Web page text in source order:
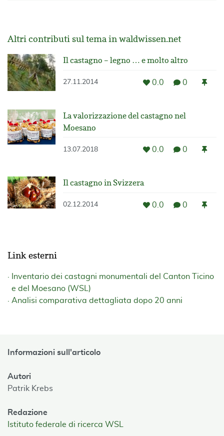
Altri contributi sul tema in waldwissen.net
Il castagno – legno … e molto altro
27.11.2014 0.0 0
La valorizzazione del castagno nel
Moesano
13.07.2018 0.0 0
Il castagno in Svizzera
02.12.2014 0.0 0
Link esterni
Inventario dei castagni monumentali del Canton Ticino
e del Moesano (WSL)
Analisi comparativa dettagliata dopo 20 anni
Informazioni sull'articolo
Autori
Patrik Krebs
Redazione
Istituto federale di ricerca WSL